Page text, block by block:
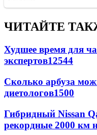
ЧИТАЙТЕ
Худшее время для
экспертов12544
Сколько арбуза
диетологов1500
Гибридный Nissan
рекордные 2000 км